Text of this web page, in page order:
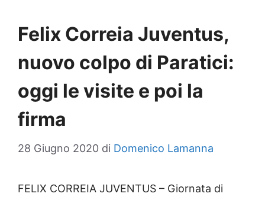
Felix Correia Juventus,
nuovo colpo di Paratici:
oggi le visite e poi la
firma
28 Giugno 2020 di Domenico Lamanna
FELIX CORREIA JUVENTUS – Giornata di